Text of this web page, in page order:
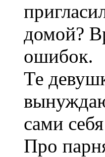
домой?
ошибок.
Те
сами
Про